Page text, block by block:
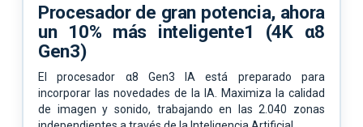
Procesador de gran potencia, ahora
un 10% más inteligente1 (4K α8
Gen3)
El procesador α8 Gen3 IA está preparado para
incorporar las novedades de la IA. Maximiza la calidad
de imagen y sonido, trabajando en las 2.040 zonas